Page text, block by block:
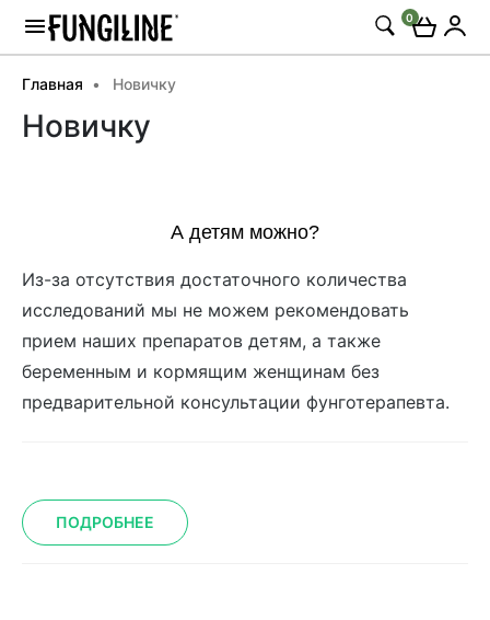
0
Главная Новичку
Новичку
А детям можно?
Из-за отсутствия достаточного количества
исследований мы не можем рекомендовать
прием наших препаратов детям, а также
беременным и кормящим женщинам без
предварительной консультации фунготерапевта.
ПОДРОБНЕЕ